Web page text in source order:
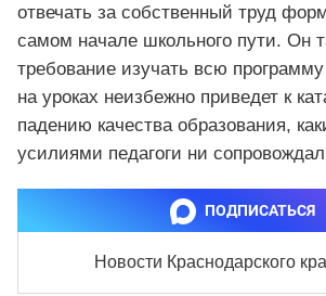
отвечать за собственный труд
самом начале школьного пути. Он
требование изучать всю
на уроках неизбежно приведет к
падению качества образования,
усилиями педагоги ни
ПОДПИСАТЬСЯ
Новости Краснодарского